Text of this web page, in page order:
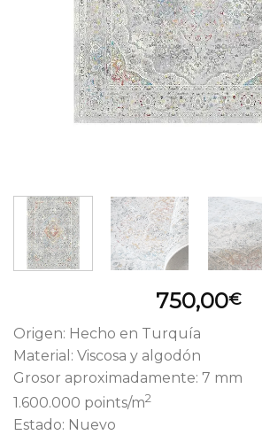
750,00€
Origen: Hecho en Turquía
Material: Viscosa y algodón
Grosor aproximadamente: 7 mm
1.600.000 points/m2
Estado: Nuevo